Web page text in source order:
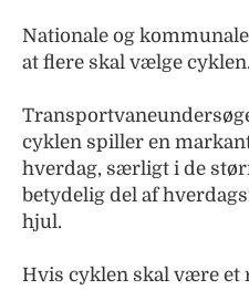
Nationale og
at flere skal vælge cyklen.
cyklen spiller en
hverdag, særligt i de
betydelig del af
hjul.
Hvis cyklen skal være et